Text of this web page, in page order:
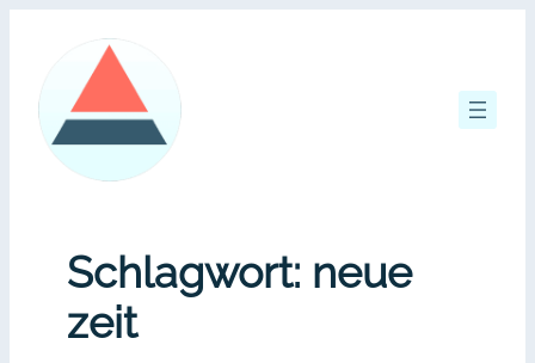
springen
Schlagwort: neue
zeit